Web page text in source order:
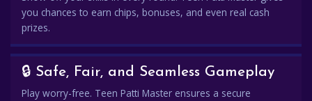
you chances to earn chips, bonuses, and even real cash
prizes.
🔒 Safe, Fair, and Seamless Gameplay
Play worry-free. Teen Patti Master ensures a secure